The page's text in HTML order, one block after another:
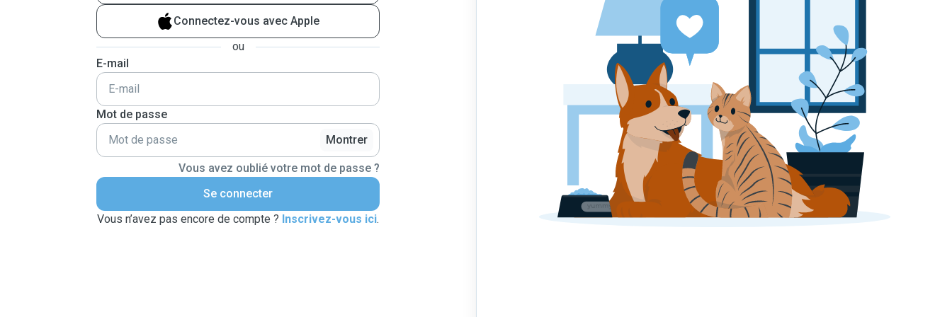
Connectez-vous avec Apple
ou
E-mail
Mot de passe
Montrer
Vous avez oublié votre mot de passe ?
Se connecter
Vous n’avez pas encore de compte ? Inscrivez-vous ici.